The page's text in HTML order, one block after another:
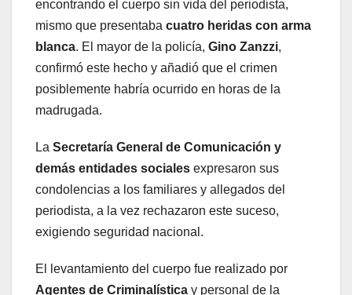
encontrando el cuerpo sin vida del periodista,
mismo que presentaba cuatro heridas con arma
blanca. El mayor de la policía, Gino Zanzzi,
confirmó este hecho y añadió que el crimen
posiblemente habría ocurrido en horas de la
madrugada.
La Secretaría General de Comunicación y
demás entidades sociales expresaron sus
condolencias a los familiares y allegados del
periodista, a la vez rechazaron este suceso,
exigiendo seguridad nacional.
El levantamiento del cuerpo fue realizado por
Agentes de Criminalística y personal de la